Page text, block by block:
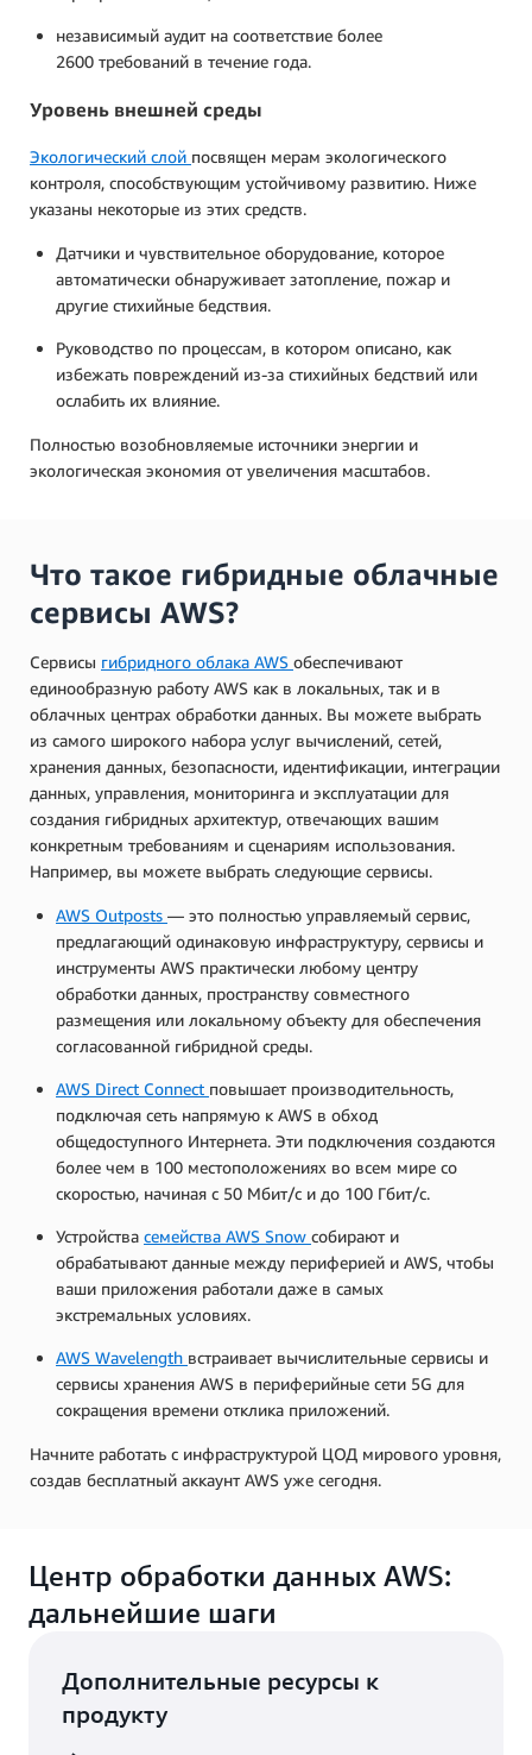
независимый аудит на соответствие более
2600 требований в течение года.
Уровень внешней среды
Экологический слой посвящен мерам экологического
контроля, способствующим устойчивому развитию. Ниже
указаны некоторые из этих средств.
Датчики и чувствительное оборудование, которое
автоматически обнаруживает затопление, пожар и
другие стихийные бедствия.
Руководство по процессам, в котором описано, как
избежать повреждений из-за стихийных бедствий или
ослабить их влияние.
Полностью возобновляемые источники энергии и
экологическая экономия от увеличения масштабов.
Что такое гибридные облачные
сервисы AWS?
Сервисы гибридного облака AWS обеспечивают
единообразную работу AWS как в локальных, так и в
облачных центрах обработки данных. Вы можете выбрать
из самого широкого набора услуг вычислений, сетей,
хранения данных, безопасности, идентификации, интеграции
данных, управления, мониторинга и эксплуатации для
создания гибридных архитектур, отвечающих вашим
конкретным требованиям и сценариям использования.
Например, вы можете выбрать следующие сервисы.
AWS Outposts — это полностью управляемый сервис,
предлагающий одинаковую инфраструктуру, сервисы и
инструменты AWS практически любому центру
обработки данных, пространству совместного
размещения или локальному объекту для обеспечения
согласованной гибридной среды.
AWS Direct Connect повышает производительность,
подключая сеть напрямую к AWS в обход
общедоступного Интернета. Эти подключения создаются
более чем в 100 местоположениях во всем мире со
скоростью, начиная с 50 Мбит/с и до 100 Гбит/с.
Устройства семейства AWS Snow собирают и
обрабатывают данные между периферией и AWS, чтобы
ваши приложения работали даже в самых
экстремальных условиях.
AWS Wavelength встраивает вычислительные сервисы и
сервисы хранения AWS в периферийные сети 5G для
сокращения времени отклика приложений.
Начните работать с инфраструктурой ЦОД мирового уровня,
создав бесплатный аккаунт AWS уже сегодня.
Центр обработки данных AWS:
дальнейшие шаги
Дополнительные ресурсы к
продукту